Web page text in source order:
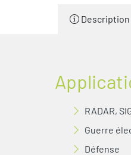
Description
RADAR,
Guerre
Défense